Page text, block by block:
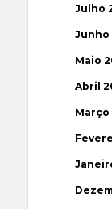
Julho
Junho
Maio
Abril
Março